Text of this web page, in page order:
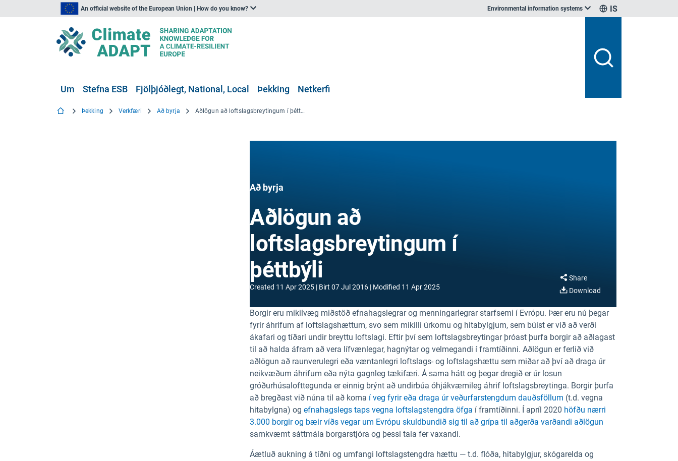
An official website of the European Union | How do you know? Environmental information systems IS
Um Stefna ESB Fjölþjóðlegt, National, Local Þekking Netkerfi
Þekking Verkfæri Að byrja Aðlögun að loftslagsbreytingum í þéttbýli
Að byrja
Aðlögun að
loftslagsbreytingum í
þéttbýli
Created 11 Apr 2025 Birt 07 Jul 2016 Modified 11 Apr 2025
Share
Download
Borgir eru mikilvæg miðstöð efnahagslegrar og menningarlegrar starfsemi í Evrópu. Þær eru nú þegar
fyrir áhrifum af loftslagshættum, svo sem mikilli úrkomu og hitabylgjum, sem búist er við að verði
ákafari og tíðari undir breyttu loftslagi. Eftir því sem loftslagsbreytingar þróast þurfa borgir að aðlagast
til að halda áfram að vera lífvænlegar, hagnýtar og velmegandi í framtíðinni. Aðlögun er ferlið við
aðlögun að raunverulegri eða væntanlegri loftslags- og loftslagshættu sem miðar að því að draga úr
neikvæðum áhrifum eða nýta gagnleg tækifæri. Á sama hátt og þegar dregið er úr losun
gróðurhúsalofttegunda er einnig brýnt að undirbúa óhjákvæmileg áhrif loftslagsbreytinga. Borgir þurfa
að bregðast við núna til að koma í veg fyrir eða draga úr veðurfarstengdum dauðsföllum (t.d. vegna
hitabylgna) ogefnahagslegs taps vegna loftslagstengdra öfga í framtíðinni. Í apríl 2020 höfðu nærri
3.000 borgir og bæir víðs vegar um Evrópu skuldbundið sig til að grípa til aðgerða varðandi aðlögun
samkvæmt sáttmála borgarstjóra og þessi tala fer vaxandi.
Áætluð aukning á tíðni og umfangi loftslagstengdra hættu — t.d. flóða, hitabylgjur, skógarelda og